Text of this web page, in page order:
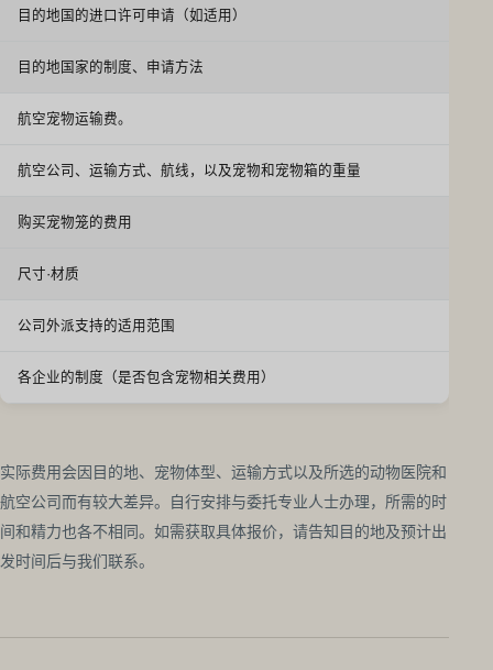
目的地国的进口许可申请（如适用）
目的地国家的制度、申请方法
航空宠物运输费。
航空公司、运输方式、航线，以及宠物和宠物箱的重量
购买宠物笼的费用
尺寸·材质
公司外派支持的适用范围
各企业的制度（是否包含宠物相关费用）
实际费用会因目的地、宠物体型、运输方式以及所选的动物医院和
航空公司而有较大差异。自行安排与委托专业人士办理，所需的时
间和精力也各不相同。如需获取具体报价，请告知目的地及预计出
发时间后与我们联系。